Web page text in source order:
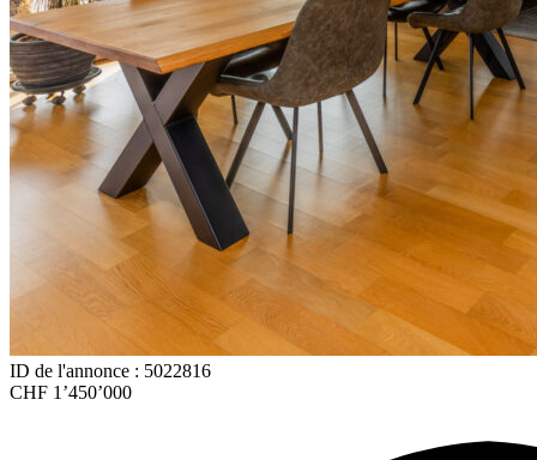
ID de l'annonce : 5022816
CHF 1’450’000